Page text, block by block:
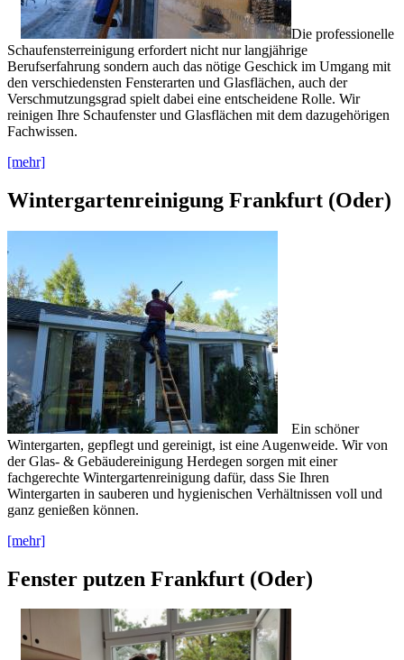
Die professionelle
Schaufensterreinigung erfordert nicht nur langjährige
Berufserfahrung sondern auch das nötige Geschick im Umgang mit
den verschiedensten Fensterarten und Glasflächen, auch der
Verschmutzungsgrad spielt dabei eine entscheidene Rolle. Wir
reinigen Ihre Schaufenster und Glasflächen mit dem dazugehörigen
Fachwissen.
[mehr]
Wintergartenreinigung Frankfurt (Oder)
Ein schöner
Wintergarten, gepflegt und gereinigt, ist eine Augenweide. Wir von
der Glas- & Gebäudereinigung Herdegen sorgen mit einer
fachgerechte Wintergartenreinigung dafür, dass Sie Ihren
Wintergarten in sauberen und hygienischen Verhältnissen voll und
ganz genießen können.
[mehr]
Fenster putzen Frankfurt (Oder)